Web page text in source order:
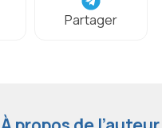
Partager